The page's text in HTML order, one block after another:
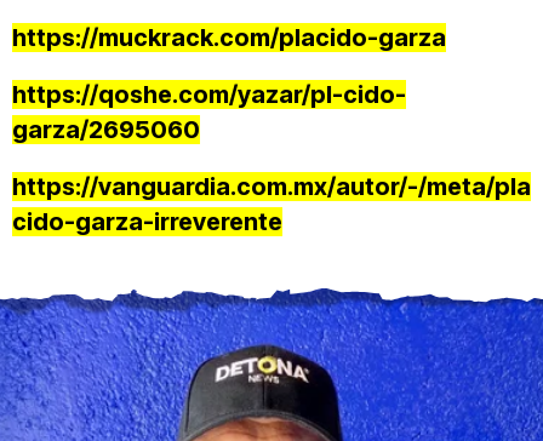
https://muckrack.com/placido-garza
https://qoshe.com/yazar/pl-cido-
garza/2695060
https://vanguardia.com.mx/autor/-/meta/pla
cido-garza-irreverente